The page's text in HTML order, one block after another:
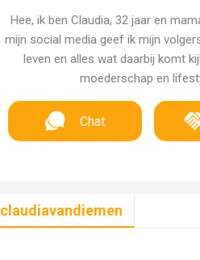
Hee, ik ben Claudia, 32 jaar en
mijn social media geef ik mijn
leven en alles wat daarbij komt
moederschap en
Chat
claudiavandiemen